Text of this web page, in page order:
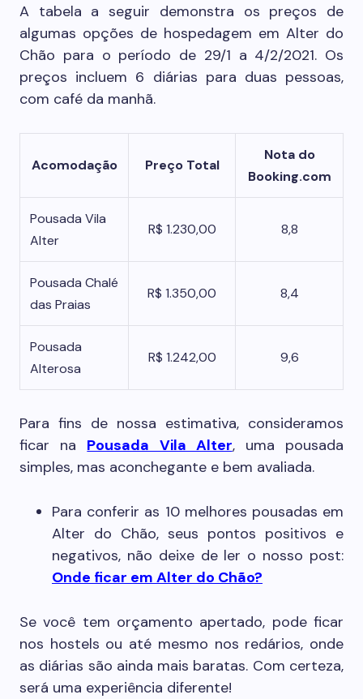
A tabela a seguir demonstra os preços de
algumas opções de hospedagem em Alter do
Chão para o período de 29/1 a 4/2/2021. Os
preços incluem 6 diárias para duas pessoas,
com café da manhã.
Acomodação Preço Total
Nota do
Booking.com
Pousada Vila
Alter
R$ 1.230,00 8,8
Pousada Chalé
das Praias
R$ 1.350,00 8,4
Pousada
Alterosa
R$ 1.242,00 9,6
Para fins de nossa estimativa, consideramos
ficar na Pousada Vila Alter, uma pousada
simples, mas aconchegante e bem avaliada.
Para conferir as 10 melhores pousadas em
Alter do Chão, seus pontos positivos e
negativos, não deixe de ler o nosso post:
Onde ficar em Alter do Chão?
Se você tem orçamento apertado, pode ficar
nos hostels ou até mesmo nos redários, onde
as diárias são ainda mais baratas. Com certeza,
será uma experiência diferente!